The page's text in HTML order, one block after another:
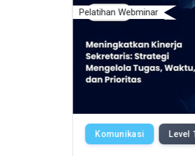
Pelatihan Webminar
Komunikasi Level